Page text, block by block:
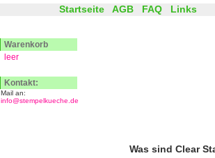
Was sind Clear
Startseite AGB FAQ Links
Warenkorb
leer
Kontakt:
Mail an:
info@stempelkueche.de